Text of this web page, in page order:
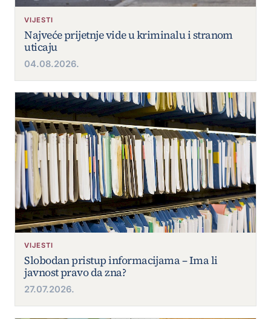
VIJESTI
Najveće prijetnje vide u kriminalu i stranom
uticaju
04.08.2026.
VIJESTI
Slobodan pristup informacijama – Ima li
javnost pravo da zna?
27.07.2026.